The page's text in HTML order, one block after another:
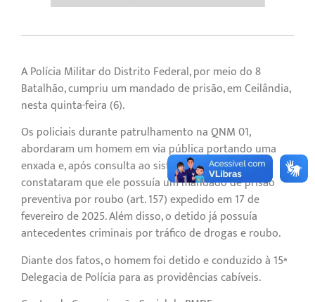
A Polícia Militar do Distrito Federal, por meio do 8º
Batalhão, cumpriu um mandado de prisão, em Ceilândia,
nesta quinta-feira (6).
Os policiais durante patrulhamento na QNM 01,
abordaram um homem em via pública portando uma
enxada e, após consulta ao sistema BNMP/CNJ,
constataram que ele possuía um mandado de prisão
preventiva por roubo (art. 157) expedido em 17 de
fevereiro de 2025. Além disso, o detido já possuía
antecedentes criminais por tráfico de drogas e roubo.
Diante dos fatos, o homem foi detido e conduzido à 15ª
Delegacia de Polícia para as providências cabíveis.